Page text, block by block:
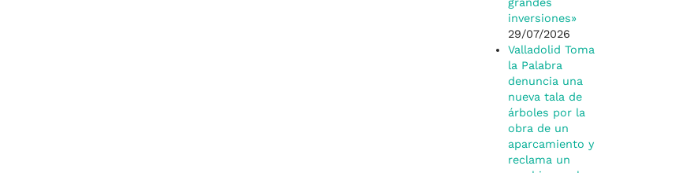
grandes
inversiones»
29/07/2026
Valladolid Toma
la Palabra
denuncia una
nueva tala de
árboles por la
obra de un
aparcamiento y
reclama un